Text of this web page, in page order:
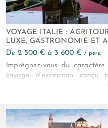
VOYAGE ITALIE :
LUXE, GASTRONOMIE ET
de 2 500 € à 3 600 € / pers.
Imprégnez-vous du
voyage d’exception
Parcourez les villes
à base de produits locaux à